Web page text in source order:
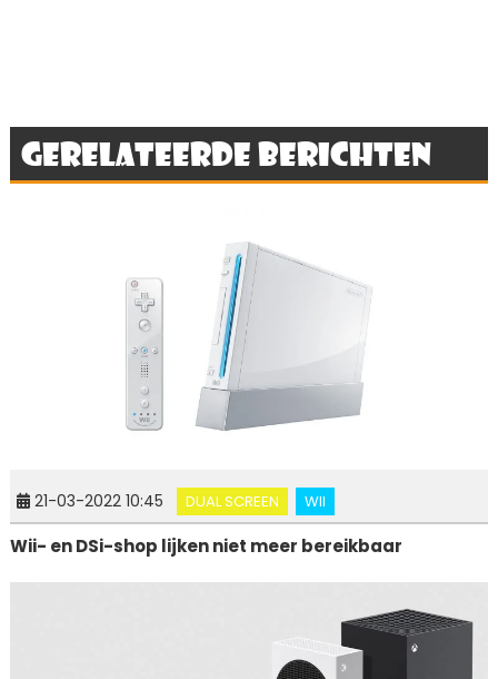
Gerelateerde berichten
21-03-2022 10:45 DUAL SCREEN WII
Wii- en DSi-shop lijken niet meer bereikbaar